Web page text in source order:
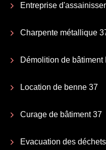
Entreprise
Charpente métallique
Démolition de bâtiment
Location de benne 37
Curage de bâtiment 37
Evacuation des